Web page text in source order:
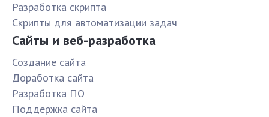
Разработка скрипта
Скрипты для автоматизации задач
Сайты и веб-разработка
Создание сайта
Доработка сайта
Разработка ПО
Поддержка сайта